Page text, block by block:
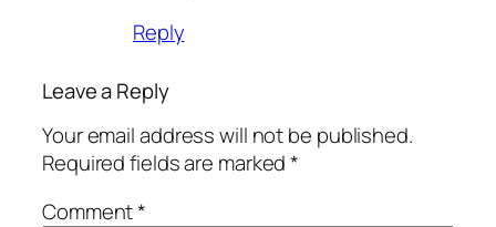
Reply
Leave a Reply
Your email address will not be published.
Required fields are marked*
Comment*